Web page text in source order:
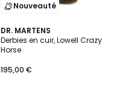
Nouveauté
DR. MARTENS
Derbies en cuir, Lowell Crazy
Horse
195,00 €